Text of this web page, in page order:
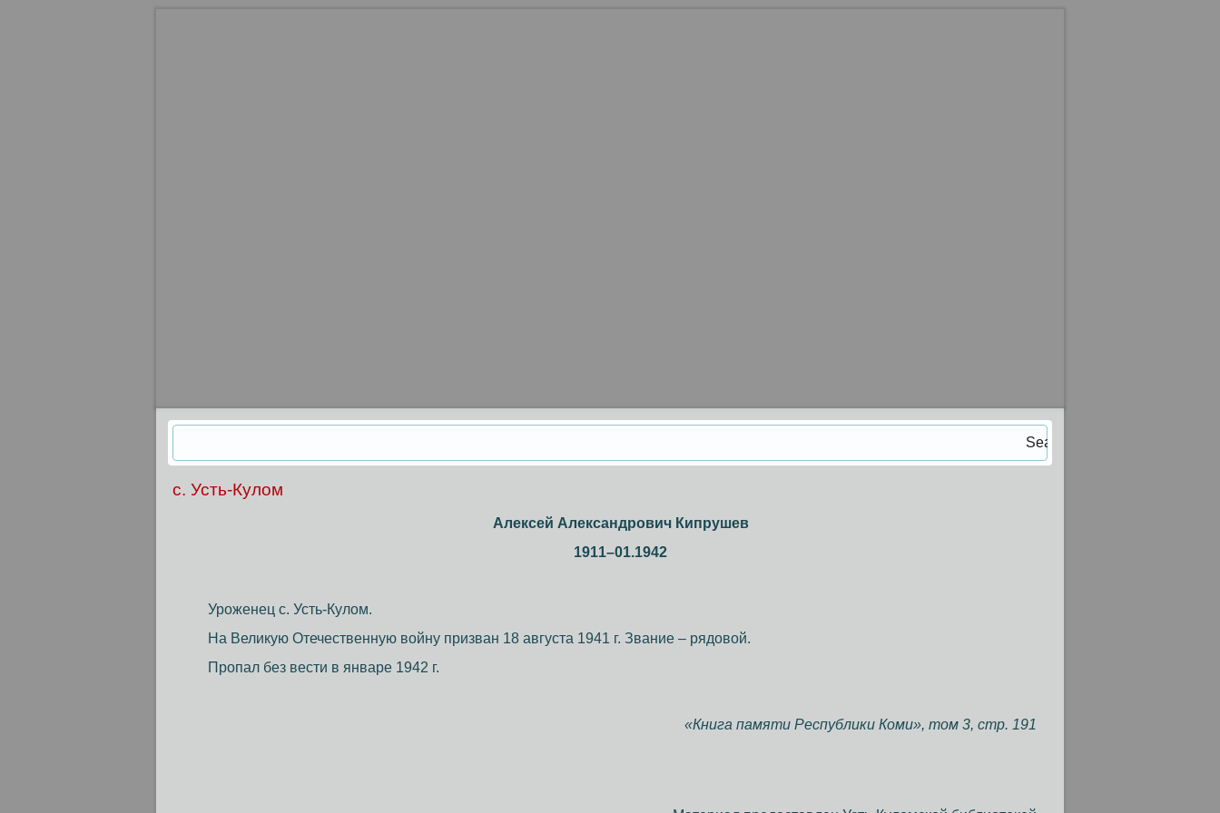
с. Усть-Кулом
Алексей Александрович Кипрушев
1911–01.1942
Уроженец с. Усть-Кулом.
На Великую Отечественную войну призван 18 августа 1941 г. Звание – рядовой.
Пропал без вести в январе 1942 г.
«Книга памяти Республики Коми», том 3, стр. 191